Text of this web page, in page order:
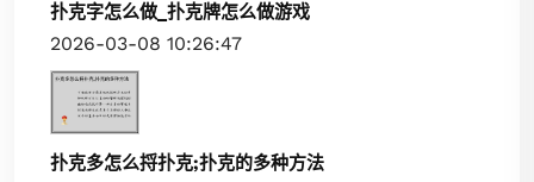
扑克字怎么做_扑克牌怎么做游戏
2026-03-08 10:26:47
扑克多怎么捋扑克;扑克的多种方法